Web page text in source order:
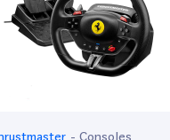
- Consoles